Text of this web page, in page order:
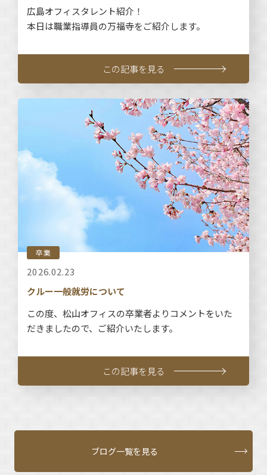
広島オフィスタレント紹介！
本日は職業指導員の万福寺をご紹介します。
この記事を見る
卒業
2026.02.23
クルー一般就労について
この度、松山オフィスの卒業者よりコメントをいた
だきましたので、ご紹介いたします。
この記事を見る
ブログ一覧を見る